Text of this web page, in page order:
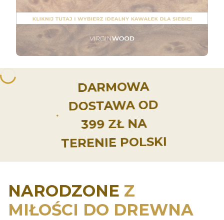
DARMOWA
DOSTAWA OD
399 ZŁ NA
TERENIE POLSKI
NARODZONE Z
MIŁOŚCI DO DREWNA